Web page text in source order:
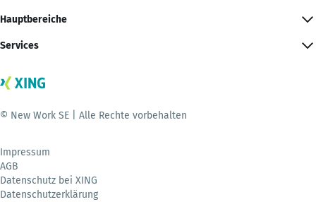
Hauptbereiche
Services
© New Work SE | Alle Rechte vorbehalten
Impressum
AGB
Datenschutz bei XING
Datenschutzerklärung